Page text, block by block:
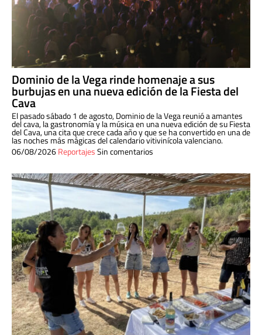
Dominio de la Vega rinde homenaje a sus
burbujas en una nueva edición de la Fiesta del
Cava
El pasado sábado 1 de agosto, Dominio de la Vega reunió a amantes
del cava, la gastronomía y la música en una nueva edición de su Fiesta
del Cava, una cita que crece cada año y que se ha convertido en una de
las noches más mágicas del calendario vitivinícola valenciano.
06/08/2026ReportajesSin comentarios